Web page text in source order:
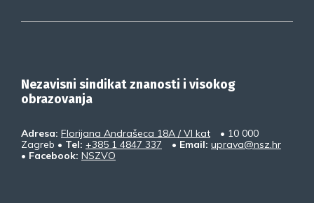
Nezavisni sindikat znanosti i visokog
obrazovanja
Adresa: Florijana Andrašeca 18A / VI kat
• 10 000
Zagreb • Tel: +385 1 4847 337 • Email: uprava@nsz.hr
• Facebook: NSZVO